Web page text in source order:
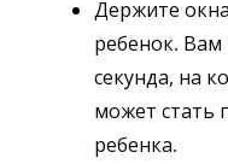
Держите
ребенок. Вам
секунда, на
может стать
ребенка.